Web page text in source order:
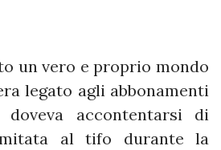
un vero e proprio mondo
legato agli abbonamenti
accontentarsi di
al tifo durante la